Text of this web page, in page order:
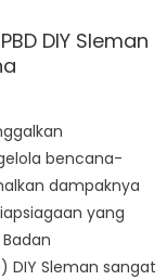
DIY Sleman
bencana-
dampaknya
yang
DIY Sleman sangat